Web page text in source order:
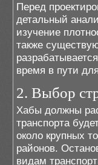
Перед
детальный
изучение
также
время в пути
2. Выбор
Хабы должны
транспорта
около крупных
районов.
видам